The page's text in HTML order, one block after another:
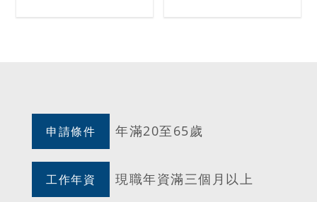
申請條件 年滿20至65歲
工作年資 現職年資滿三個月以上